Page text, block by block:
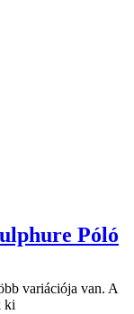
Póló
variációja van. A
ki